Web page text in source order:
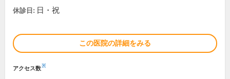
休診日: 日・祝
この医院の詳細をみる
アクセス数※